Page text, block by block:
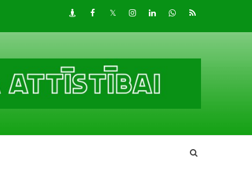
DraugiemFacebook
TwitterInstagram
LinkedInwhatsapp
RSS